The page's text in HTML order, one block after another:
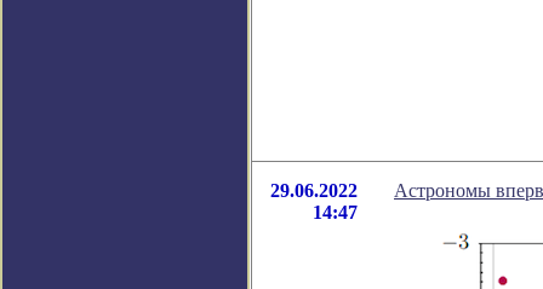
29.06.2022
14:47
Астрономы